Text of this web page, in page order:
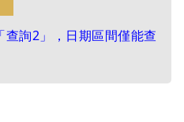
查詢2」，日期區間僅能查